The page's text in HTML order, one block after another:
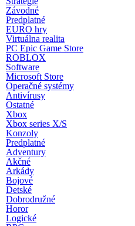
Závodné
Predplatné
EURO hry
Virtuálna realita
PC Epic Game Store
ROBLOX
Software
Microsoft Store
Operačné systémy
Antivírusy
Ostatné
Xbox
Xbox series X/S
Konzoly
Predplatné
Adventury
Akčné
Arkády
Bojové
Detské
Dobrodružné
Horor
Logické